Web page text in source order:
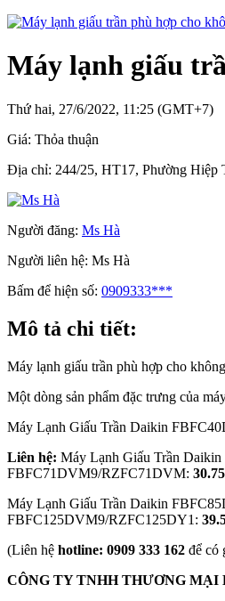
Máy lạnh giấu
Thứ hai, 27/6/2022, 11:25 (GMT+7)
Giá: Thỏa thuận
Địa chỉ: 244/25, HT17, Phường Hiệp
Người đăng: Ms Hà
Người liên hệ: Ms Hà
Bấm để hiện số: 0909333***
Mô tả chi tiết:
Máy lạnh giấu trần phù hợp cho
Một dòng sản phẩm đặc trưng của
Máy Lạnh Giấu Trần Daikin
Liên hệ: Máy Lạnh Giấu Trần
FBFC71DVM9/RZFC71DVM:
Máy Lạnh Giấu Trần Daikin
FBFC125DVM9/RZFC125DY1:
(Liên hệ hotline: 0909 333 162 để có
CÔNG TY TNHH THƯƠNG